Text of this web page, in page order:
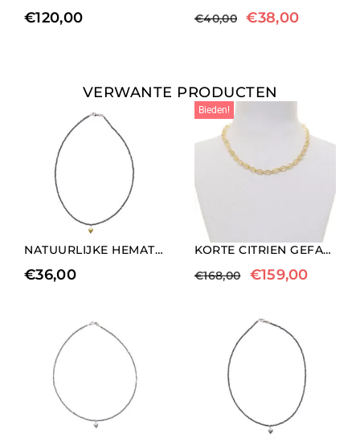
€120,00 €40,00 €38,00
VERWANTE PRODUCTEN
NATUURLIJKE HEMATIET KETTING MET MEDIUM HART BEDELS ELEMENT
€36,00
Bieden!
KORTE CITRIEN GEFACETTEERDE KETTINGEN
€168,00 €159,00